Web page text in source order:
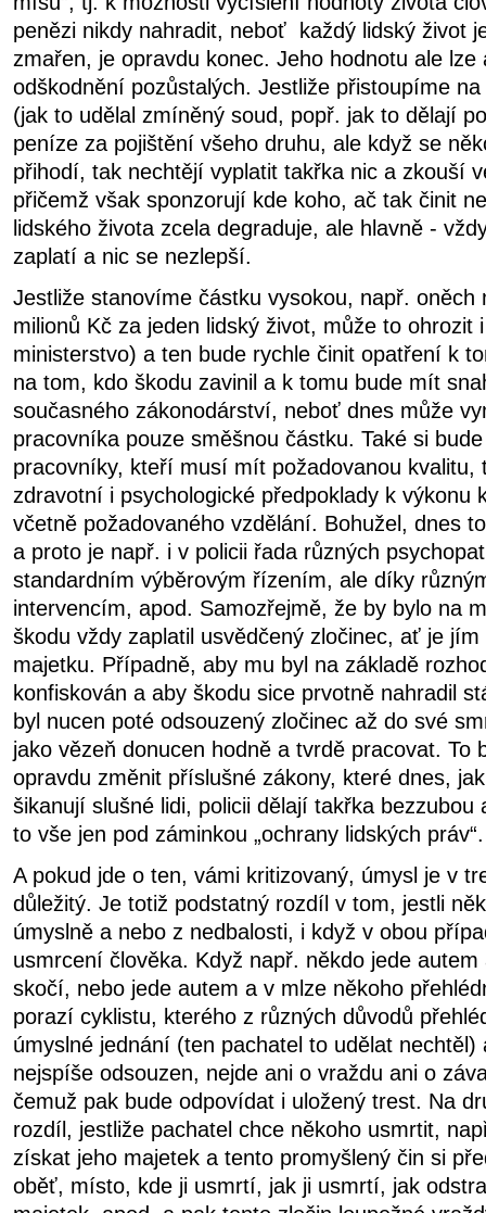
penězi nikdy nahradit, neboť každý lidský život
zmařen, je opravdu konec. Jeho hodnotu ale lze
odškodnění pozůstalých. Jestliže přistoupíme
(jak to udělal zmíněný soud, popř. jak to dělají
peníze za pojištění všeho druhu, ale když se
přihodí, tak nechtějí vyplatit takřka nic a zkouší
přičemž však sponzorují kde koho, ač tak činit
lidského života zcela degraduje, ale hlavně -
zaplatí a nic se nezlepší.
Jestliže stanovíme částku vysokou, např. oněch
milionů Kč za jeden lidský život, může to ohrozit
ministerstvo) a ten bude rychle činit opatření k
na tom, kdo škodu zavinil a k tomu bude mít
současného zákonodárství, neboť dnes může
pracovníka pouze směšnou částku. Také si
pracovníky, kteří musí mít požadovanou kvalitu,
zdravotní i psychologické předpoklady k výkonu
včetně požadovaného vzdělání. Bohužel, dnes
a proto je např. i v policii řada různých
standardním výběrovým řízením, ale díky
intervencím, apod. Samozřejmě, že by bylo na
škodu vždy zaplatil usvědčený zločinec, ať je
majetku. Případně, aby mu byl na základě
konfiskován a aby škodu sice prvotně nahradil
byl nucen poté odsouzený zločinec až do své
jako vězeň donucen hodně a tvrdě pracovat. To
opravdu změnit příslušné zákony, které dnes,
šikanují slušné lidi, policii dělají takřka bezzubou
to vše jen pod záminkou „ochrany lidských práv“.
A pokud jde o ten, vámi kritizovaný, úmysl je v
důležitý. Je totiž podstatný rozdíl v tom, jestli
úmyslně a nebo z nedbalosti, i když v obou
usmrcení člověka. Když např. někdo jede
skočí, nebo jede autem a v mlze někoho
porazí cyklistu, kterého z různých důvodů
úmyslné jednání (ten pachatel to udělat
nejspíše odsouzen, nejde ani o vraždu ani o
čemuž pak bude odpovídat i uložený trest. Na
rozdíl, jestliže pachatel chce někoho usmrtit,
získat jeho majetek a tento promyšlený čin si
oběť, místo, kde ji usmrtí, jak ji usmrtí, jak